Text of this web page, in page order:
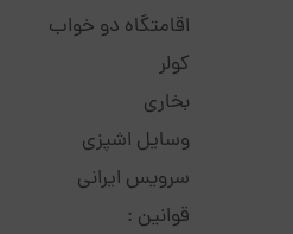
اقامتگاه دو خواب
کولر
بخاری
وسایل اشپزی
سرویس ایرانی
قوانین :